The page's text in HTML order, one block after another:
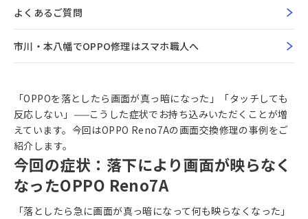
よくあるご質問
市川・本八幡でOPPO修理はスマホ職人へ
「OPPOを落としたら画面が真っ暗になった」「タッチしても
反応しない」——こうした症状でお持ち込みいただくことが増
えています。今回はOPPO Reno7Aの画面交換修理の事例をご
紹介します。
今回の症状：落下により画面が映らなく
なったOPPO Reno7A
「落としたら急に画面が真っ暗になって何も映らなくなった」